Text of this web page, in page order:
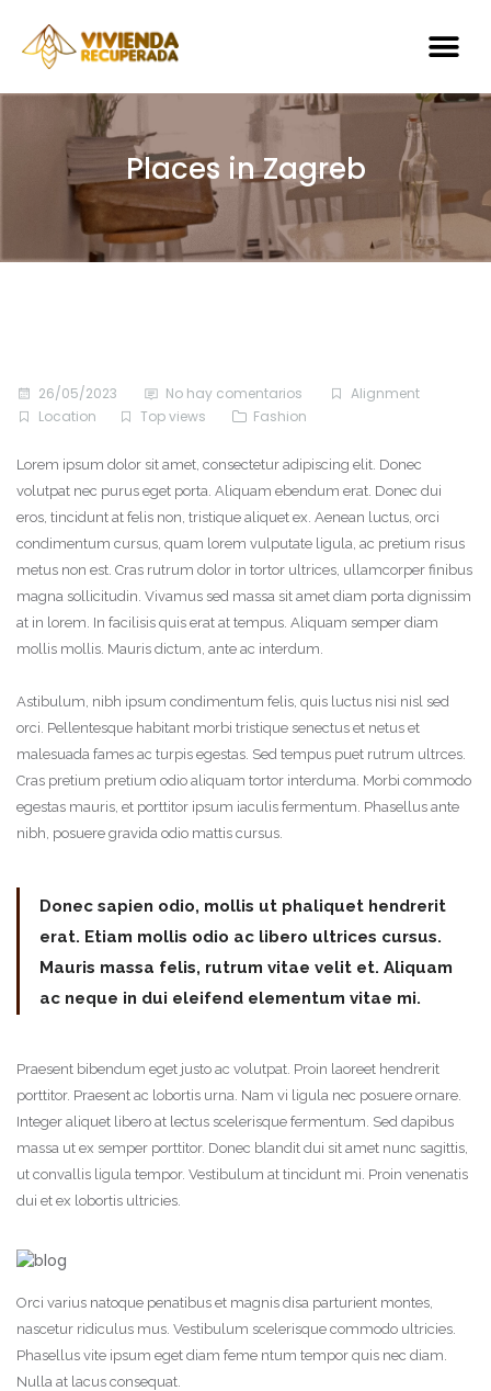
Places in Zagreb
26/05/2023 No hay comentarios
Alignment
Location
Top views Fashion
Lorem ipsum dolor sit amet, consectetur adipiscing elit. Donec
volutpat nec purus eget porta. Aliquam ebendum erat. Donec dui
eros, tincidunt at felis non, tristique aliquet ex. Aenean luctus, orci
condimentum cursus, quam lorem vulputate ligula, ac pretium risus
metus non est. Cras rutrum dolor in tortor ultrices, ullamcorper finibus
magna sollicitudin. Vivamus sed massa sit amet diam porta dignissim
at in lorem. In facilisis quis erat at tempus. Aliquam semper diam
mollis mollis. Mauris dictum, ante ac interdum.
Astibulum, nibh ipsum condimentum felis, quis luctus nisi nisl sed
orci. Pellentesque habitant morbi tristique senectus et netus et
malesuada fames ac turpis egestas. Sed tempus puet rutrum ultrces.
Cras pretium pretium odio aliquam tortor interduma. Morbi commodo
egestas mauris, et porttitor ipsum iaculis fermentum. Phasellus ante
nibh, posuere gravida odio mattis cursus.
Donec sapien odio, mollis ut phaliquet hendrerit
erat. Etiam mollis odio ac libero ultrices cursus.
Mauris massa felis, rutrum vitae velit et. Aliquam
ac neque in dui eleifend elementum vitae mi.
Praesent bibendum eget justo ac volutpat. Proin laoreet hendrerit
porttitor. Praesent ac lobortis urna. Nam vi ligula nec posuere ornare.
Integer aliquet libero at lectus scelerisque fermentum. Sed dapibus
massa ut ex semper porttitor. Donec blandit dui sit amet nunc sagittis,
ut convallis ligula tempor. Vestibulum at tincidunt mi. Proin venenatis
dui et ex lobortis ultricies.
Orci varius natoque penatibus et magnis disa parturient montes,
nascetur ridiculus mus. Vestibulum scelerisque commodo ultricies.
Phasellus vite ipsum eget diam feme ntum tempor quis nec diam.
Nulla at lacus consequat.